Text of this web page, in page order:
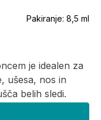
je idealen za
ušesa, nos in
belih sledi.
Pakiranje: 8,5 ml